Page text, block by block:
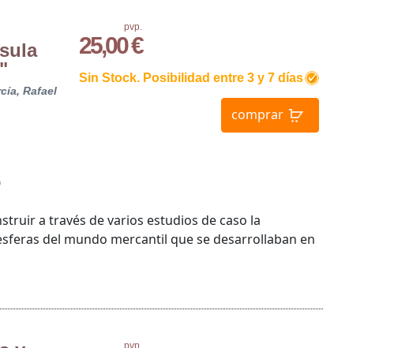
Rafael
pvp.
25,00 €
Sin Stock. Posibilidad entre 3 y 7 días
comprar
a través de varios estudios de caso la
del mundo mercantil que se desarrollaban en